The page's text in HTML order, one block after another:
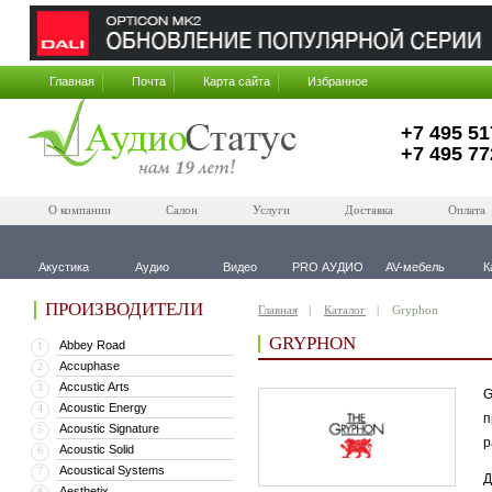
Главная Почта Карта сайта Избранное
+7 495
+7 495
О компании Салон Услуги Доставка Оплата
Акустика Аудио Видео PRO АУДИО AV-мебель
ПРОИЗВОДИТЕЛИ
1 Abbey Road
2 Accuphase
3 Accustic Arts
4 Acoustic Energy
5 Acoustic Signature
6 Acoustic Solid
7 Acoustical Systems
Главная Каталог Gryphon
GRYPHON